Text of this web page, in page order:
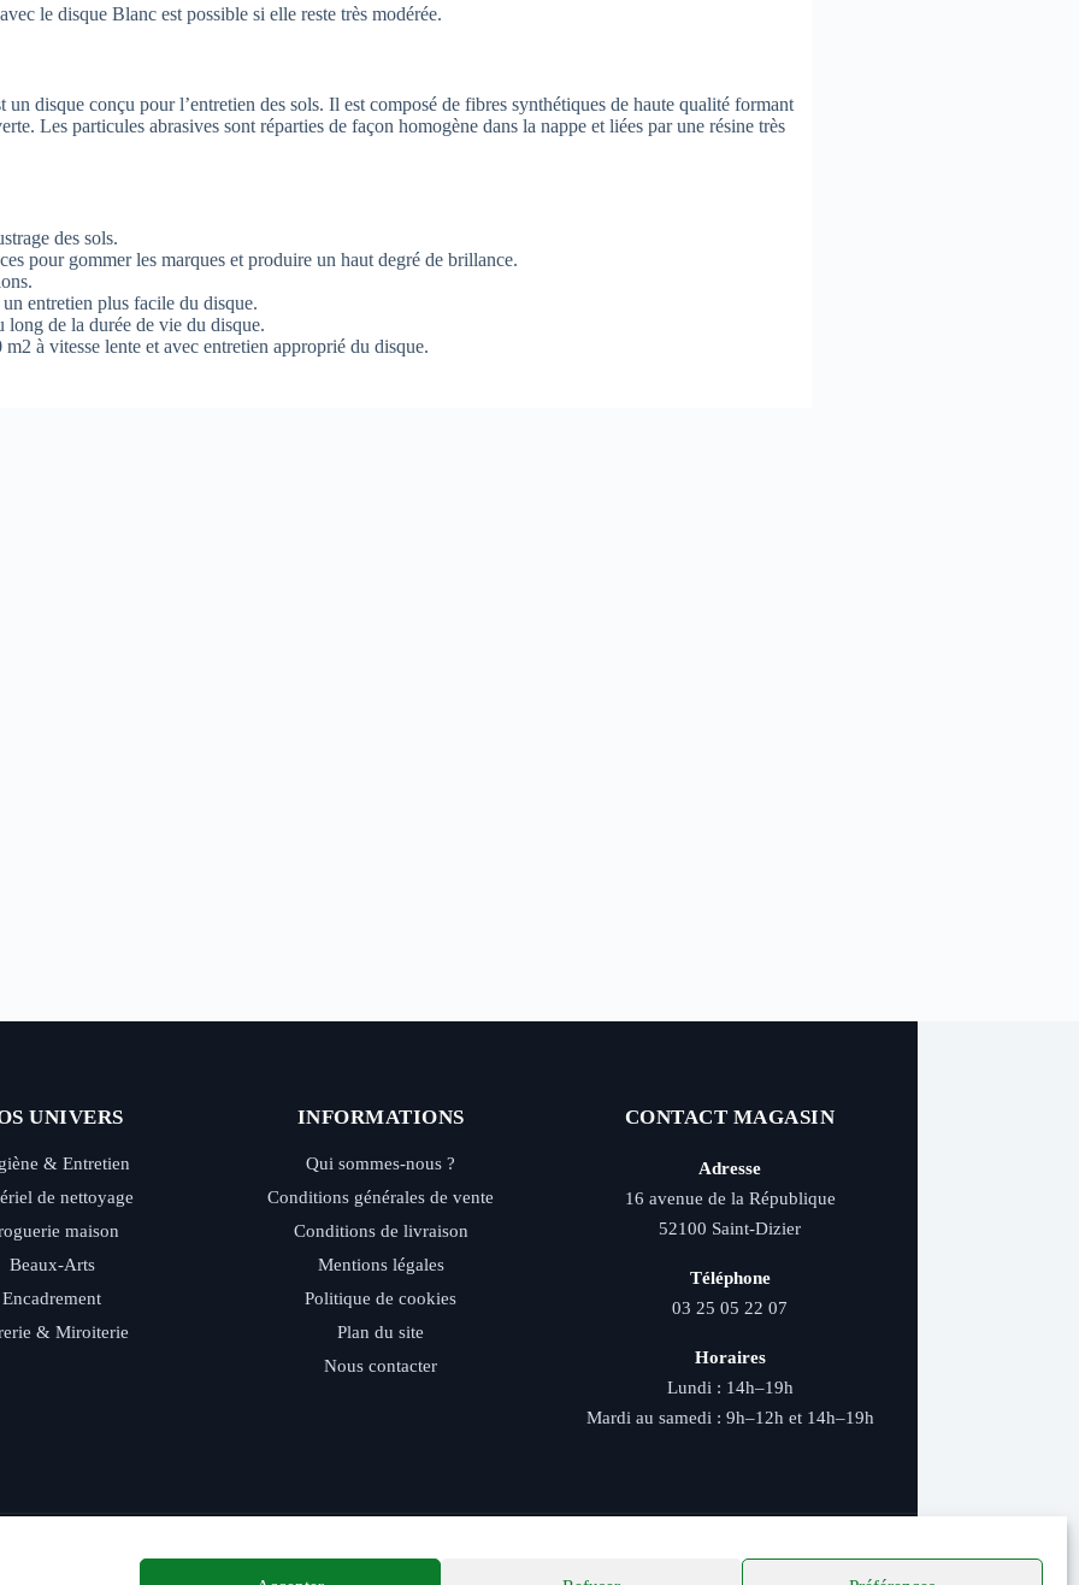
le disque Blanc est possible si elle reste très modérée.
disque conçu pour l’entretien des sols. Il est composé de fibres synthétiques de haute qualité formant
Les particules abrasives sont réparties de façon homogène dans la nappe et liées par une résine très
des sols.
pour gommer les marques et produire un haut degré de brillance.
entretien plus facile du disque.
long de la durée de vie du disque.
m2 à vitesse lente et avec entretien approprié du disque.
UNIVERS
& Entretien
de nettoyage
maison
Beaux-Arts
Encadrement
& Miroiterie
INFORMATIONS
Qui sommes-nous ?
Conditions générales de vente
Conditions de livraison
Mentions légales
Politique de cookies
Plan du site
Nous contacter
CONTACT MAGASIN
Adresse
16 avenue de la République
52100 Saint-Dizier
Téléphone
03 25 05 22 07
Horaires
Lundi : 14h–19h
Mardi au samedi : 9h–12h et 14h–19h